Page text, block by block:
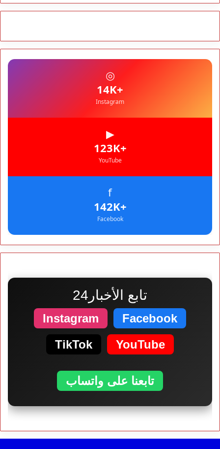
10:06 مجتمع
كارثة سبتة تتفاقم.. انتشال جثث جديدة واستمرار البحث عن هويات
مجتمع
◎
+14K
Instagram
▶
+123K
YouTube
f
+142K
Facebook
تابع الأخبار24
Facebook
Instagram
YouTube
TikTok
تابعنا على واتساب